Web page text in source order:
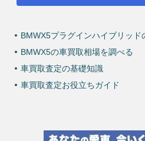
BMWX5プラグインハイブリッド
BMWX5の車買取相場を調べる
車買取査定の基礎知識
車買取査定お役立ちガイド